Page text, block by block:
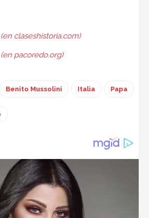
(en claseshistoria.com)
(en pacoredo.org)
Benito Mussolini Italia Papa